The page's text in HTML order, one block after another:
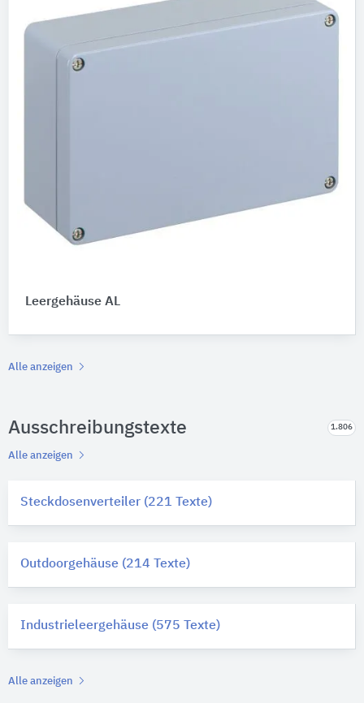
Leergehäuse AL
Alle anzeigen
Ausschreibungstexte 1.806
Alle anzeigen
Steckdosenverteiler (221 Texte)
Outdoorgehäuse (214 Texte)
Industrieleergehäuse (575 Texte)
Alle anzeigen